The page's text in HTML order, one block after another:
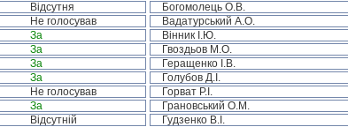
Відсутня Богомолець О.В.
Не голосував Вадатурський А.О.
За Вінник І.Ю.
За Гвоздьов М.О.
За Геращенко І.В.
За Голубов Д.І.
Не голосував Горват Р.І.
За Грановський О.М.
Відсутній Гудзенко В.І.